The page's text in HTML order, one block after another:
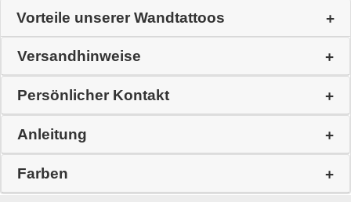
Vorteile unserer Wandtattoos
Versandhinweise
Persönlicher Kontakt
Anleitung
Farben